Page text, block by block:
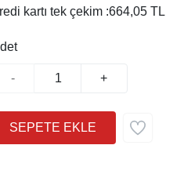
kartı tek çekim :664,05 TL
- +